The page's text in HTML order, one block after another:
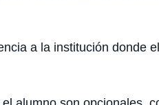
a la institución donde